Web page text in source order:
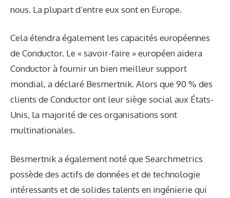
nous. La plupart d’entre eux sont en Europe.
Cela étendra également les capacités européennes
de Conductor. Le « savoir-faire » européen aidera
Conductor à fournir un bien meilleur support
mondial, a déclaré Besmertnik. Alors que 90 % des
clients de Conductor ont leur siège social aux États-
Unis, la majorité de ces organisations sont
multinationales.
Besmertnik a également noté que Searchmetrics
possède des actifs de données et de technologie
intéressants et de solides talents en ingénierie qui